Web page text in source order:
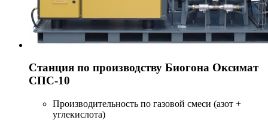
Станция по производству Биогона Оксимат
СПС-10
Производительность по газовой смеси (азот +
углекислота)